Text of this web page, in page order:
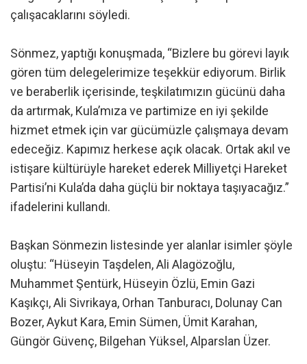
çalışacaklarını söyledi.
Sönmez, yaptığı konuşmada, “Bizlere bu görevi layık
gören tüm delegelerimize teşekkür ediyorum. Birlik
ve beraberlik içerisinde, teşkilatımızın gücünü daha
da artırmak, Kula’mıza ve partimize en iyi şekilde
hizmet etmek için var gücümüzle çalışmaya devam
edeceğiz. Kapımız herkese açık olacak. Ortak akıl ve
istişare kültürüyle hareket ederek Milliyetçi Hareket
Partisi’ni Kula’da daha güçlü bir noktaya taşıyacağız.”
ifadelerini kullandı.
Başkan Sönmezin listesinde yer alanlar isimler şöyle
oluştu: “Hüseyin Taşdelen, Ali Alagözoğlu,
Muhammet Şentürk, Hüseyin Özlü, Emin Gazi
Kaşıkçı, Ali Sivrikaya, Orhan Tanburacı, Dolunay Can
Bozer, Aykut Kara, Emin Sümen, Ümit Karahan,
Güngör Güvenç, Bilgehan Yüksel, Alparslan Üzer.